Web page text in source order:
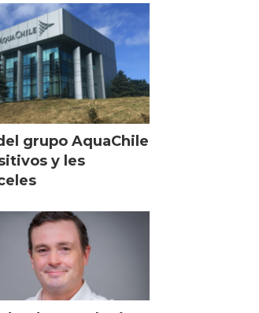
grupo AquaChile
y les